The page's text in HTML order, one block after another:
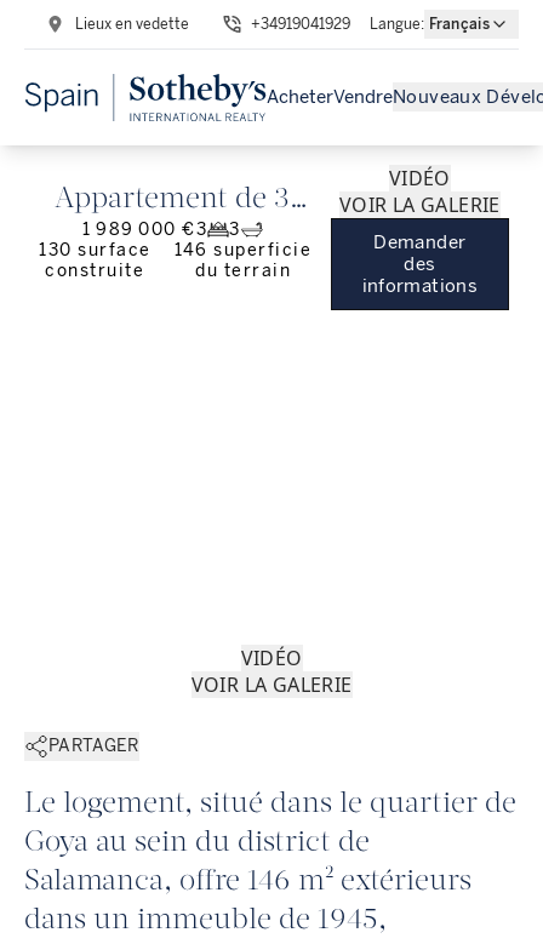
Lieux en vedette +34919041929 Langue: Français
AcheterVendreNouveaux
Appartement de 3
chambres avec
terrasse à Salamanca
1 989 000 €3
3
130 surface
construite
146 superficie
du terrain
VIDÉO
VOIR LA GALERIE
Demander
des
informations
VIDÉO
VOIR LA GALERIE
PARTAGER
Le logement, situé dans le quartier de
Goya au sein du district de
Salamanca, offre 146 m² extérieurs
dans un immeuble de 1945,